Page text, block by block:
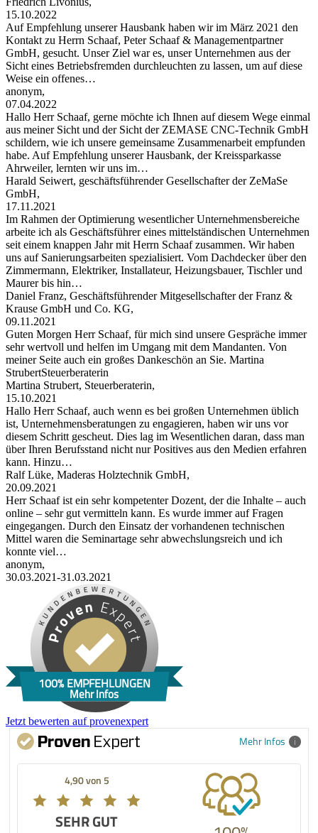
15.10.2022
Auf Empfehlung unserer Hausbank haben wir im März 2021 den
Kontakt zu Herrn Schaaf, Peter Schaaf & Managementpartner
GmbH, gesucht. Unser Ziel war es, unser Unternehmen aus der
Sicht eines Betriebsfremden durchleuchten zu lassen, um auf diese
Weise ein offenes…
anonym,
07.04.2022
Hallo Herr Schaaf, gerne möchte ich Ihnen auf diesem Wege einmal
aus meiner Sicht und der Sicht der ZEMASE CNC-Technik GmbH
schildern, wie ich unsere gemeinsame Zusammenarbeit empfunden
habe. Auf Empfehlung unserer Hausbank, der Kreissparkasse
Ahrweiler, lernten wir uns im…
Harald Seiwert, geschäftsführender Gesellschafter der ZeMaSe
GmbH,
17.11.2021
Im Rahmen der Optimierung wesentlicher Unternehmensbereiche
arbeite ich als Geschäftsführer eines mittelständischen Unternehmen
seit einem knappen Jahr mit Herrn Schaaf zusammen. Wir haben
uns auf Sanierungsarbeiten spezialisiert. Vom Dachdecker über den
Zimmermann, Elektriker, Installateur, Heizungsbauer, Tischler und
Maurer bis hin…
Daniel Franz, Geschäftsführender Mitgesellschafter der Franz &
Krause GmbH und Co. KG,
09.11.2021
Guten Morgen Herr Schaaf, für mich sind unsere Gespräche immer
sehr wertvoll und helfen im Umgang mit dem Mandanten. Von
meiner Seite auch ein großes Dankeschön an Sie. Martina
StrubertSteuerberaterin
Martina Strubert, Steuerberaterin,
15.10.2021
Hallo Herr Schaaf, auch wenn es bei großen Unternehmen üblich
ist, Unternehmensberatungen zu engagieren, haben wir uns vor
diesem Schritt gescheut. Dies lag im Wesentlichen daran, dass man
über Ihren Berufsstand nicht nur Positives aus den Medien erfahren
kann. Hinzu…
Ralf Lüke, Maderas Holztechnik GmbH,
20.09.2021
Herr Schaaf ist ein sehr kompetenter Dozent, der die Inhalte – auch
online – sehr gut vermitteln kann. Es wurde immer auf Fragen
eingegangen. Durch den Einsatz der vorhandenen technischen
Mittel waren die Seminartage sehr abwechslungsreich und ich
konnte viel…
anonym,
30.03.2021-31.03.2021
100% EMPFEHLUNGEN
Mehr Infos
Jetzt bewerten auf provenexpert
Mehr Infos
4,90 von 5
SEHR GUT